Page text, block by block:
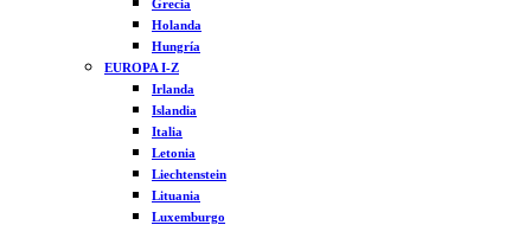
Grecia
Holanda
Hungría
EUROPA I-Z
Irlanda
Islandia
Italia
Letonia
Liechtenstein
Lituania
Luxemburgo